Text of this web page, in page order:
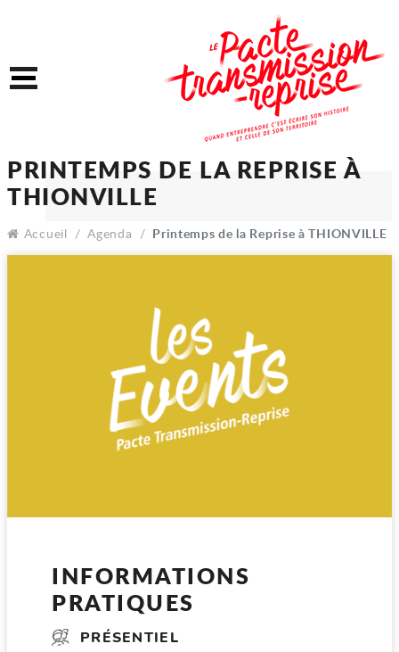
Menu
PRINTEMPS DE LA
THIONVILLE
Accueil Agenda Printemps de la Reprise à THIONVILLE
INFORMATIONS
PRATIQUES
PRÉSENTIEL